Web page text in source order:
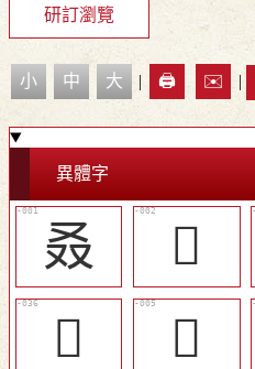
研訂瀏覽
小 中 大 | 🖨️ ✉️ |
異體字
叒 𠭀
󴾑
𡧻